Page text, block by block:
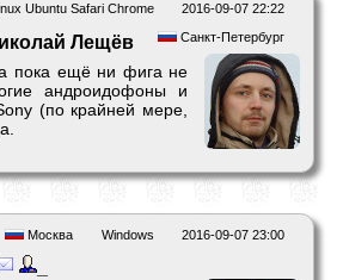
2016-09-07 22:22
Ubuntu Safari Chrome
Санкт-Петербург
Лещёв
пока ещё ни фига не
андроидофоны и
(по крайней мере,
2016-09-07 23:00
Windows
Москва
_